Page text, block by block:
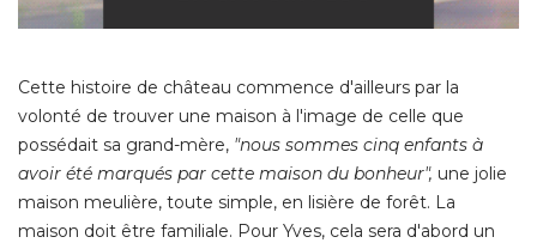
possédait sa grand-mère, "nous sommes cinq enfants à
maison meulière, toute simple, en lisière de forêt. La
maison doit être familiale. Pour Yves, cela sera d'abord un
joli pavillon à Vanves, avec un jardin. Alors qu'il cherche une
autre maison en Normandie, terre de ses ancêtres, "je
transformai mon envie de ferme à colombages, raconte-t-il
dans son livre, enenvie de manoir picard de briques et de